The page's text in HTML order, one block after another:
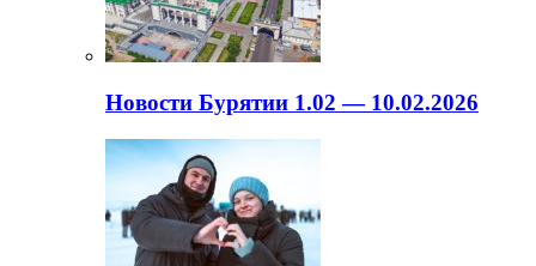
Новости Бурятии 1.02 — 10.02.2026